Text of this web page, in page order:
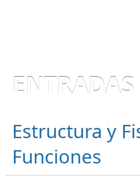
Estructura y
Funciones